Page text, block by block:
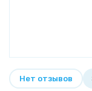
Нет отзывов